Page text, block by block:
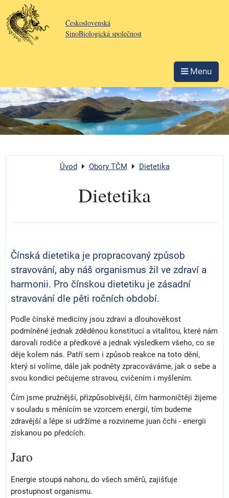
Československá
SinoBiologická společnost
Menu
Úvod Obory TČM Dietetika
Dietetika
Čínská dietetika je propracovaný způsob
stravování, aby náš organismus žil ve zdraví a
harmonii. Pro čínskou dietetiku je zásadní
stravování dle pěti ročních období.
Podle čínské medicíny jsou zdraví a dlouhověkost
podmíněné jednak zděděnou konstitucí a vitalitou, které nám
darovali rodiče a předkové a jednak výsledkem všeho, co se
děje kolem nás. Patří sem i způsob reakce na toto dění,
který si volíme, dále jak podněty zpracováváme, jak o sebe a
svou kondici pečujeme stravou, cvičením i myšlením.
Čím jsme pružnější, přizpůsobivější, čím harmoničtěji žijeme
v souladu s měnícím se vzorcem energií, tím budeme
zdravější a lépe si udržíme a rozvineme juan čchi - energii
získanou po předcích.
Jaro
Energie stoupá nahoru, do všech směrů, zajišťuje
prostupnost organismu.